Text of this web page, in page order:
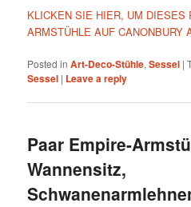
KLICKEN SIE HIER, UM DIESES
ARMSTÜHLE AUF CANONBURY
Posted in Art-Deco-Stühle,Sessel |
Sessel | Leave a reply
Paar Empire-
Wannensitz,